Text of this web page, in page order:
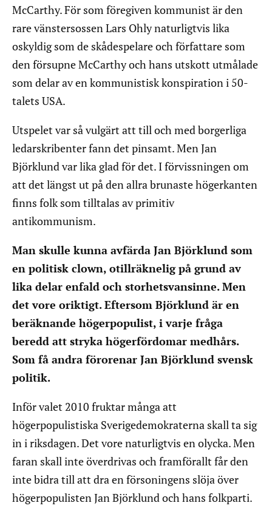
McCarthy. För som föregiven kommunist är den
rare vänstersossen Lars Ohly naturligtvis lika
oskyldig som de skådespelare och författare som
den försupne McCarthy och hans utskott utmålade
som delar av en kommunistisk konspiration i 50-
talets USA.
Utspelet var så vulgärt att till och med borgerliga
ledarskribenter fann det pinsamt. Men Jan
Björklund var lika glad för det. I förvissningen om
att det längst ut på den allra brunaste högerkanten
finns folk som tilltalas av primitiv
antikommunism.
Man skulle kunna avfärda Jan Björklund som
en politisk clown, otillräknelig på grund av
lika delar enfald och storhetsvansinne. Men
det vore oriktigt. Eftersom Björklund är en
beräknande högerpopulist, i varje fråga
beredd att stryka högerfördomar medhårs.
Som få andra förorenar Jan Björklund svensk
politik.
Inför valet 2010 fruktar många att
högerpopulistiska Sverigedemokraterna skall ta sig
in i riksdagen. Det vore naturligtvis en olycka. Men
faran skall inte överdrivas och framförallt får den
inte bidra till att dra en försoningens slöja över
högerpopulisten Jan Björklund och hans folkparti.